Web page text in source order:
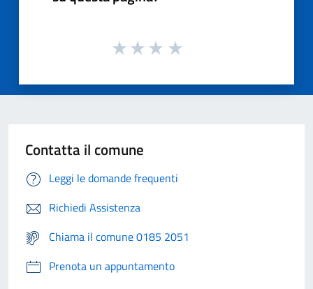
Contatta il comune
Leggi le domande frequenti
Richiedi Assistenza
Chiama il comune 0185 2051
Prenota un appuntamento